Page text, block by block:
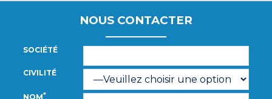
NOUS CONTACTER
SOCIÉTÉ
CIVILITÉ
NOM*